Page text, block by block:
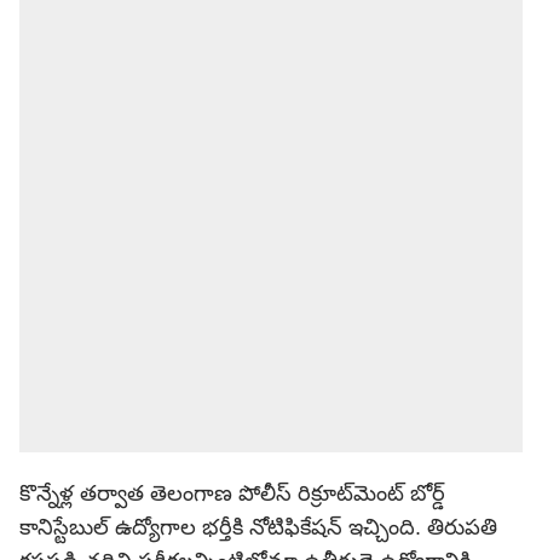
కొన్నేళ్ల తర్వాత తెలంగాణ పోలీస్ రిక్రూట్‌మెంట్ బోర్డ్
కానిస్టేబుల్ ఉద్యోగాల భర్తీకి నోటిఫికేషన్ ఇచ్చింది. తిరుపతి